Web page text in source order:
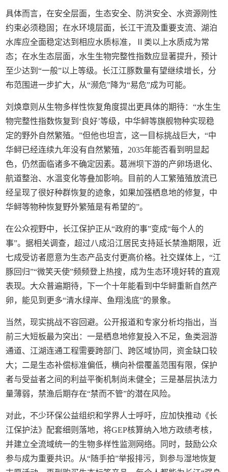
具体而言，在安全层面，生态安全、防洪安全、水资源刚性
约束必须稳固；在水环境层面，长江干流及重要支流、湖泊
水库应全面稳定达到相应水质标准，Ⅱ类以上水质成为常
态；在水生态层面，水生生物完整性指数应显著提升，预计
至少达到“一般”以上等级。长江江豚数量有望继续增长，分
布范围进一步扩大，从“濒危”降为“易危”成为可能。
刘焕章则从生物多样性恢复角度提出更具体的期待：“水生生
物完整性指数恢复到‘良好’等级，中华鲟等旗舰物种实现稳
定的野外自然繁殖。”但他也坦言，这一目标挑战巨大，“中
华鲟已经连续九年没有自然繁殖，2035年能否看到明显起
色，仍然面临诸多不确定因素。葛洲坝下游的产卵场退化、
航道整治、水温变化等叠加影响。目前的人工繁殖殖放流已
经呈现了很好种群恢复的迹象，如果加强栖息地的修复，中
华鲟等物种恢复野外繁殖是有希望的”。
在公众视野中，长江保护正从“政府的事”变成“每个人的
事”。据相关调查，超过八成沿江居民支持延长禁渔期限，近
七成受访者愿意为生态产品支付更高价格。社交媒体上，“江
豚回归”“微笑天使”频频登上热搜，成为生态环境好转的直观
表现。大众普遍期待，下一个十年能看到中华鲟重新自然产
卵，能见到更多“清水绿岸、鱼翔浅底”的景象。
当然，现实挑战不容回避。公开报道和专家分析均指出，当
前三大短板最为突出：一是栖息地修复投入不足，鱼类洄游
通道、江湖连通工程需要跨部门、跨区域协同，资金缺口较
大；二是生态补偿标准偏低，横向补偿覆盖范围有限，保护
者与受益者之间的利益平衡机制尚未健全；三是基层执法力
量薄弱，禁渔后期存在“禁而不管”的潜在风险。
对此，不少环保公益组织和学界人士呼吁，应加快推动《长
江保护法》配套细则落地，将GEP核算纳入地方政绩考核，
并建立全流域统一的生物多样性监测网络。同时，鼓励公众
参与成为重要共识。从“随手拍”举报排污，到参与湿地恢复